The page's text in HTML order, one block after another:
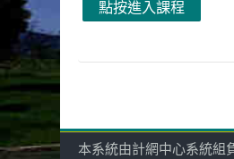
點按進入課程
本系統由計網中心系統組